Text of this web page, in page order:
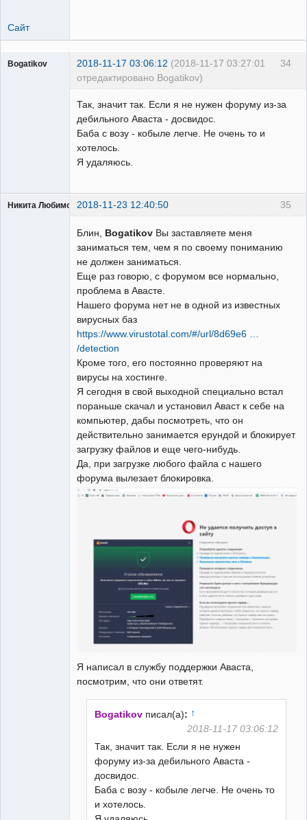
Сайт
34
Bogatikov 2018-11-17 03:06:12 (2018-11-17 03:27:01
отредактировано Bogatikov)
Так, значит так. Если я не нужен форуму из-за
дебильного Аваста - досвидос.
Баба с возу - кобыле легче. Не очень то и
хотелось.
Я удаляюсь.
35
Никита Любимов 2018-11-23 12:40:50
Блин, Bogatikov Вы заставляете меня
заниматься тем, чем я по своему пониманию
не должен заниматься.
Еще раз говорю, с форумом все нормально,
проблема в Авасте.
Нашего форума нет не в одной из известных
вирусных баз
https://www.virustotal.com/#/url/8d69e6 …
/detection
Кроме того, его постоянно проверяют на
вирусы на хостинге.
Я сегодня в свой выходной специально встал
пораньше скачал и установил Аваст к себе на
компьютер, дабы посмотреть, что он
действительно занимается ерундой и блокирует
загрузку файлов и еще чего-нибудь.
Да, при загрузке любого файла с нашего
форума вылезает блокировка.
Я написал в службу поддержки Аваста,
посмотрим, что они ответят.
Bogatikov писал(а): ↑
2018-11-17 03:06:12
Так, значит так. Если я не нужен
форуму из-за дебильного Аваста -
досвидос.
Баба с возу - кобыле легче. Не очень то
и хотелось.